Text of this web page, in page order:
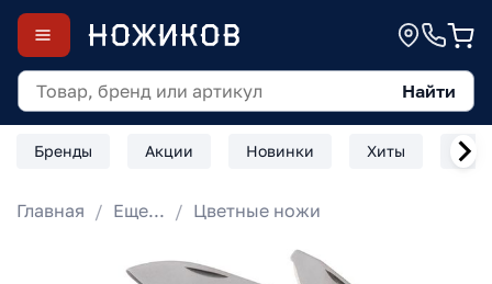
Найти
Бренды Акции Новинки Хиты
Главная Еще... Цветные ножи